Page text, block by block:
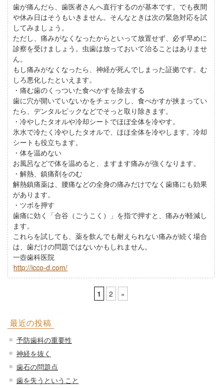
歯が痛んだら、歯医者さんへ直行するのが基本です。でも夜間
や休み日はそうもいきません。そんなときは次の緊急対応を試
してみましょう。
ただし、痛みがなくなったからといって放置せず、必ず早めに
診察を受けましょう。虫歯は放っておいて治ることはありませ
ん。
もし痛みがなくなったら、神経が死んでしまった証拠です。む
しろ悪化したといえます。
・痛む歯のくっついた食べかすを除去する
歯に穴が開いていないかをチェックし、食べかすが挟まってい
たら、デンタルピックなどでそっと取り除きます。
・冷やしたタオルや冷却シートでほぼ全体を冷やす。
氷水で冷たく冷やしたタオルで、ほほ全体を冷やします。冷却
シートも役立ちます。
・体を温めない
お風呂などで体を温めると、ますます痛みが強くなります。
・解熱、鎮痛剤をのむ
解熱鎮痛薬は、腰痛などの全身の痛みだけでなく歯痛にも効果
があります。
・ツボを押す
歯痛に効く「合谷（ごうこく）」を指で押すと、痛みが軽減し
ます。
これらを試しても、薬を飲んでも耐えられない痛みが続く場合
は、歯だけの問題ではないかもしれません。
一壺歯科医院
http://icco-d.com/
1 2 »
最近の投稿
予防歯科の重要性
神経を抜く
歯石の問題点
歯を失うということ